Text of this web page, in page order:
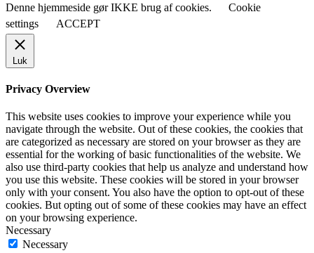
Denne hjemmeside gør IKKE brug af cookies.
Cookie
settings
ACCEPT
Luk
Privacy Overview
This website uses cookies to improve your experience while you
navigate through the website. Out of these cookies, the cookies that
are categorized as necessary are stored on your browser as they are
essential for the working of basic functionalities of the website. We
also use third-party cookies that help us analyze and understand how
you use this website. These cookies will be stored in your browser
only with your consent. You also have the option to opt-out of these
cookies. But opting out of some of these cookies may have an effect
on your browsing experience.
Necessary
Necessary